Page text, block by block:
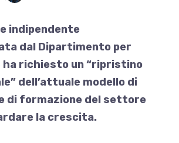
indipendente
dal Dipartimento per
ha richiesto un “ripristino
dell’attuale modello di
di formazione del settore
la crescita.